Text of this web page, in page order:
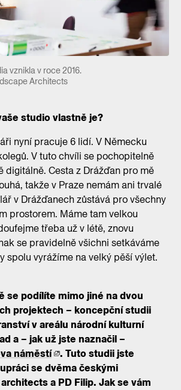
vznikla v roce 2016.
Architects
studio vlastně je?
nyní pracuje 6 lidí. V Německu
V tuto chvíli se pochopitelně
digitálně. Cesta z Drážďan pro mě
takže v Praze nemám ani trvalé
v Drážďanech zůstává pro všechny
prostorem. Máme tam velkou
třeba už v létě, znovu
se pravidelně všichni setkáváme
spolu vyrážíme na velký pěší výlet.
se podílíte mimo jiné na dvou
projektech – koncepční studii
v areálu národní kulturní
a – jak už jste naznačil –
náměstí
. Tuto studii jste
se dvěma českými
a PD Filip. Jak se vám